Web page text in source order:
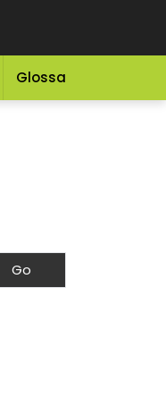
Glossary